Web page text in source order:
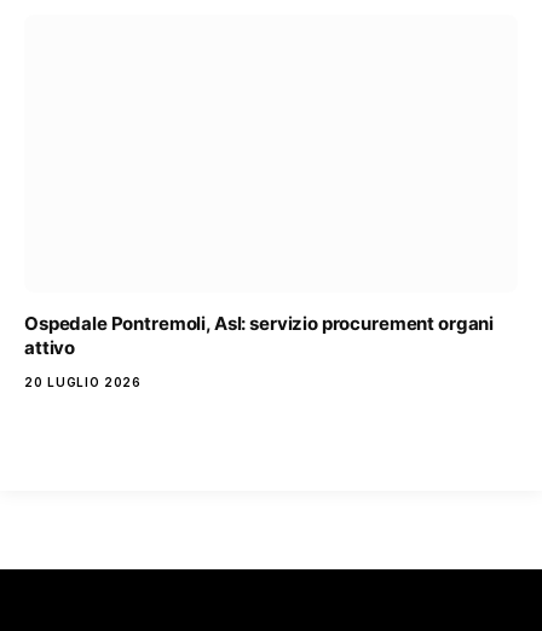
Ospedale Pontremoli, Asl: servizio procurement organi
attivo
20 LUGLIO 2026